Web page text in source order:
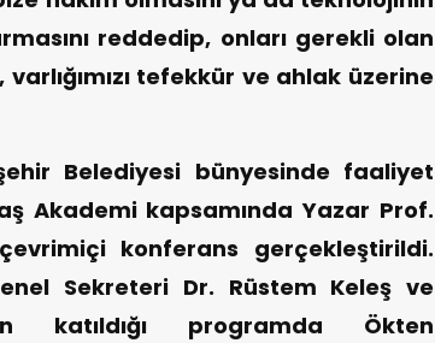
reddedip, onları gerekli olan
tefekkür ve ahlak üzerine
Belediyesi bünyesinde faaliyet
Akademi kapsamında Yazar Prof.
konferans gerçekleştirildi.
Sekreteri Dr. Rüstem Keleş ve
katıldığı programda Ökten